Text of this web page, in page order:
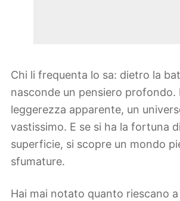
Chi li frequenta lo sa: dietro la
nasconde un pensiero profondo.
leggerezza apparente, un
vastissimo. E se si ha la fortuna
superficie, si scopre un mondo
sfumature.
Hai mai notato quanto riescano